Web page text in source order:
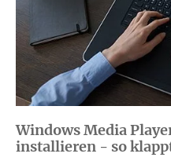
Windows Media
installieren - so